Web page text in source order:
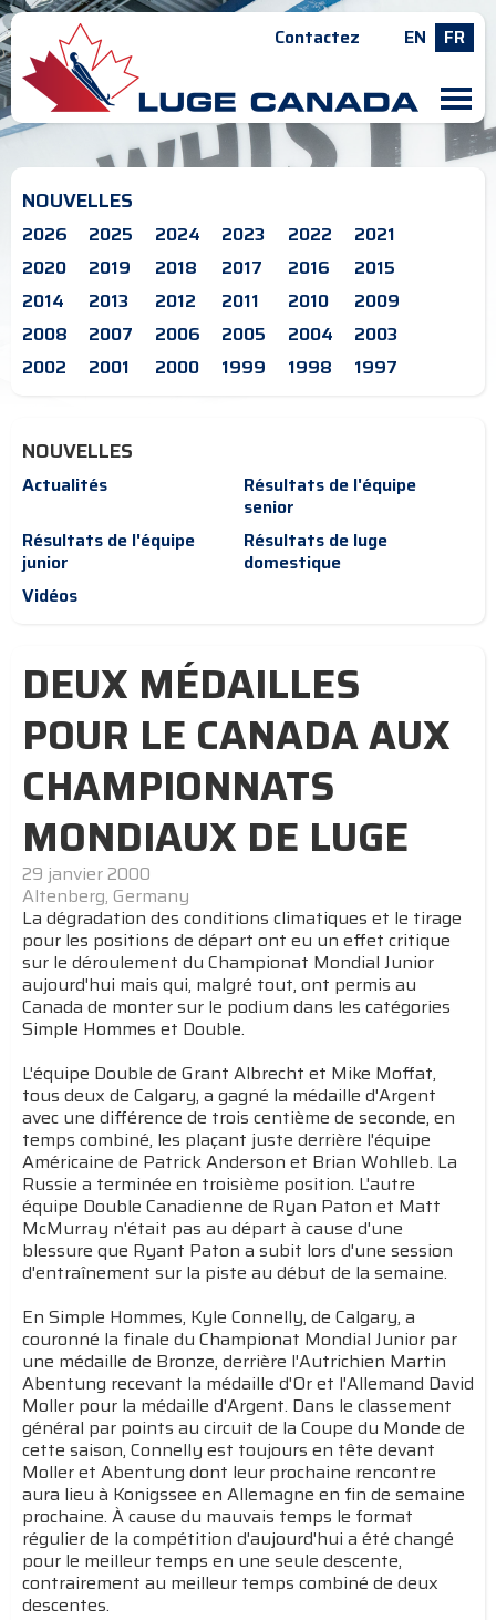
Contactez EN FR
M
NOUVELLES
2026 2025 2024 2023 2022
2021
2020
2019 2018 2017 2016
2015
2014
2013 2012 2011 2010
2009
2008
2007 2006 2005 2004
2003
2002
2001 2000 1999 1998 1997
NOUVELLES
Actualités
Résultats de l'équipe
senior
Résultats de l'équipe
junior
Résultats de luge
domestique
Vidéos
DEUX MÉDAILLES
POUR LE CANADA AUX
CHAMPIONNATS
MONDIAUX DE LUGE
29 janvier 2000
Altenberg, Germany
La dégradation des conditions climatiques et le tirage
pour les positions de départ ont eu un effet critique
sur le déroulement du Championat Mondial Junior
aujourd'hui mais qui, malgré tout, ont permis au
Canada de monter sur le podium dans les catégories
Simple Hommes et Double.
L'équipe Double de Grant Albrecht et Mike Moffat,
tous deux de Calgary, a gagné la médaille d'Argent
avec une différence de trois centième de seconde, en
temps combiné, les plaçant juste derrière l'équipe
Américaine de Patrick Anderson et Brian Wohlleb. La
Russie a terminée en troisième position. L'autre
équipe Double Canadienne de Ryan Paton et Matt
McMurray n'était pas au départ à cause d'une
blessure que Ryant Paton a subit lors d'une session
d'entraînement sur la piste au début de la semaine.
En Simple Hommes, Kyle Connelly, de Calgary, a
couronné la finale du Championat Mondial Junior par
une médaille de Bronze, derrière l'Autrichien Martin
Abentung recevant la médaille d'Or et l'Allemand David
Moller pour la médaille d'Argent. Dans le classement
général par points au circuit de la Coupe du Monde de
cette saison, Connelly est toujours en tête devant
Moller et Abentung dont leur prochaine rencontre
aura lieu à Konigssee en Allemagne en fin de semaine
prochaine. À cause du mauvais temps le format
régulier de la compétition d'aujourd'hui a été changé
pour le meilleur temps en une seule descente,
contrairement au meilleur temps combiné de deux
descentes.